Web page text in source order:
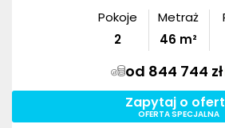
Pokoje
2
Metraż
46 m²
od 844 744 zł
Zapytaj o
OFERTA SPECJALNA